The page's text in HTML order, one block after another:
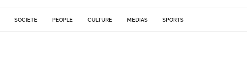
SOCIÉTÉ PEOPLE CULTURE MÉDIAS SPORTS